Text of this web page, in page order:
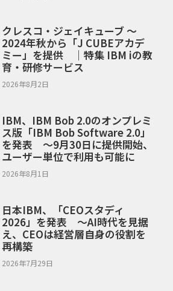
クレスコ・ジェイキューブ ～
2024年秋から「J CUBEアカデ
ミー」を提供 ｜特集 IBM iの教
育・研修サービス
2026年8月2日
IBM、IBM Bob 2.0のオンプレミ
ス版「IBM Bob Software 2.0」
を発表 ～9月30日に提供開始、
ユーザー単位で利用も可能に
2026年8月1日
日本IBM、「CEOスタディ
2026」を発表 ～AI時代を見据
え、CEOは経営層自身の役割を
再構築
2026年7月29日